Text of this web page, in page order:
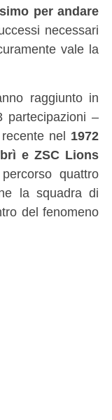
per andare
necessari
vale la
raggiunto in
–
nel 1972
e ZSC Lions
quattro
la squadra di
del fenomeno